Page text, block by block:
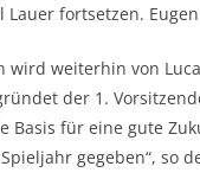
fortsetzen.
wird weiterhin von
der 1.
Basis für eine gute
gegeben“, so